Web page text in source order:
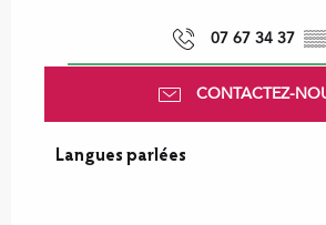
07 67 34 37 ▒▒
CONTACTEZ-
Langues parlées
Langues parlées